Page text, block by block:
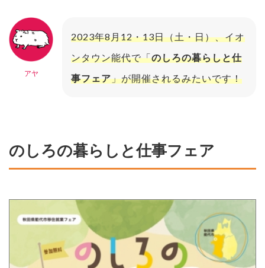
アヤ
2023年8月12・13日（土・日）、イオ
ンタウン能代で「のしろの暮らしと仕
事フェア」が開催されるみたいです！
のしろの暮らしと仕事フェア